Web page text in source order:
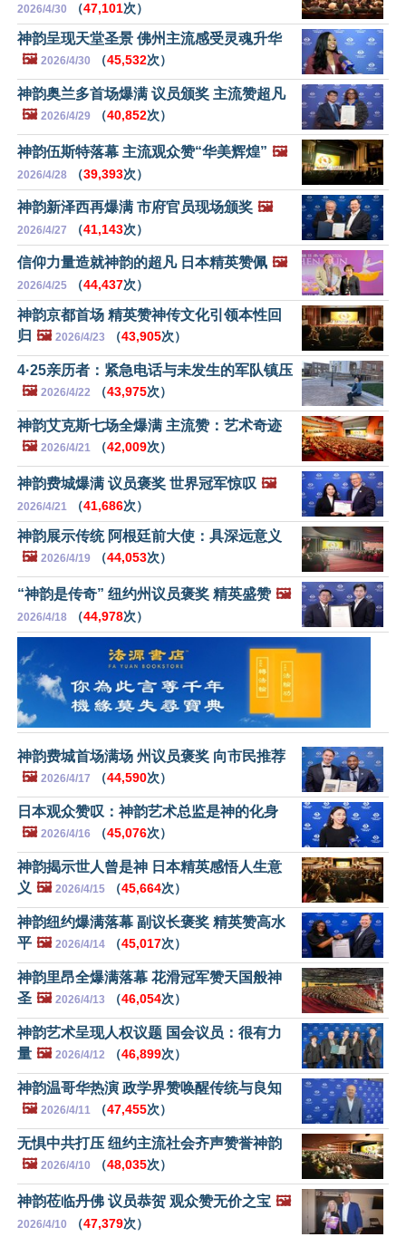
2026/4/30 （47,101次）
神韵呈现天堂圣景 佛州主流感受灵魂升华
🖼️ 2026/4/30 （45,532次）
神韵奥兰多首场爆满 议员颁奖 主流赞超凡
🖼️ 2026/4/29 （40,852次）
神韵伍斯特落幕 主流观众赞“华美辉煌” 🖼️
2026/4/28 （39,393次）
神韵新泽西再爆满 市府官员现场颁奖 🖼️
2026/4/27 （41,143次）
信仰力量造就神韵的超凡 日本精英赞佩 🖼️
2026/4/25 （44,437次）
神韵京都首场 精英赞神传文化引领本性回
归 🖼️ 2026/4/23 （43,905次）
4·25亲历者：紧急电话与未发生的军队镇压
🖼️ 2026/4/22 （43,975次）
神韵艾克斯七场全爆满 主流赞：艺术奇迹
🖼️ 2026/4/21 （42,009次）
神韵费城爆满 议员褒奖 世界冠军惊叹 🖼️
2026/4/21 （41,686次）
神韵展示传统 阿根廷前大使：具深远意义
🖼️ 2026/4/19 （44,053次）
“神韵是传奇” 纽约州议员褒奖 精英盛赞 🖼️
2026/4/18 （44,978次）
神韵费城首场满场 州议员褒奖 向市民推荐
🖼️ 2026/4/17 （44,590次）
日本观众赞叹：神韵艺术总监是神的化身
🖼️ 2026/4/16 （45,076次）
神韵揭示世人曾是神 日本精英感悟人生意
义 🖼️ 2026/4/15 （45,664次）
神韵纽约爆满落幕 副议长褒奖 精英赞高水
平 🖼️ 2026/4/14 （45,017次）
神韵里昂全爆满落幕 花滑冠军赞天国般神
圣 🖼️ 2026/4/13 （46,054次）
神韵艺术呈现人权议题 国会议员：很有力
量 🖼️ 2026/4/12 （46,899次）
神韵温哥华热演 政学界赞唤醒传统与良知
🖼️ 2026/4/11 （47,455次）
无惧中共打压 纽约主流社会齐声赞誉神韵
🖼️ 2026/4/10 （48,035次）
神韵莅临丹佛 议员恭贺 观众赞无价之宝 🖼️
2026/4/10 （47,379次）